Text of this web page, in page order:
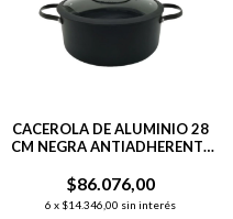
CACEROLA DE ALUMINIO 28
CM NEGRA ANTIADHERENTE
$86.076,00
6 x $14.346,00 sin interés